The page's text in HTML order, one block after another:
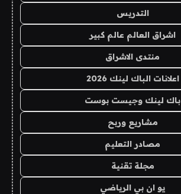
التدريس
اشراق العالم عالم كبير
منتدى الاشراق
اعلانات الباك لينك 2026
باك لينك وجيست بوست
مشاريع وربح
مصادر التعليم
مجلة تقنية
يو ان بي الرياضي